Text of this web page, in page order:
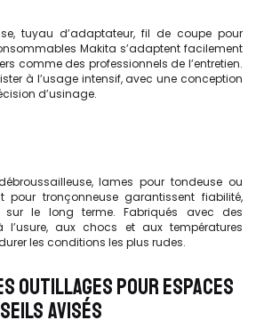
tuyau d’adaptateur, fil de coupe pour
Makita s’adaptent facilement
comme des professionnels de l’entretien.
à l’usage intensif, avec une conception
d’usinage.
lames pour tondeuse ou
pour tronçonneuse garantissent fiabilité,
sur le long terme. Fabriqués avec des
l’usure, aux chocs et aux températures
les conditions les plus rudes.
OUTILLAGES POUR ESPACES
AVISÉS